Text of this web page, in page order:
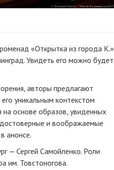
«Открытка из города К.»
Увидеть его можно будет
авторы предлагают
уникальным контекстом
на основе образов, увиденных
и воображаемые
анонсе.
— Сергей Самойленко. Роли
им. Товстоногова.